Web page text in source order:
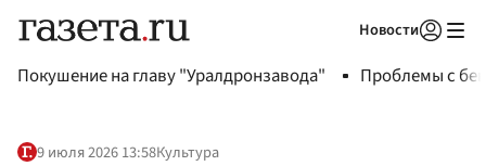
Новости
Покушение на главу "Уралдронзавода" Проблемы с
9 июля 2026 13:58Культура